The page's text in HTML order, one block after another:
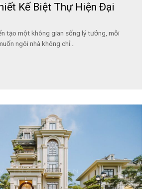
Kế Biệt Thự Hiện Đại
tạo một không gian sống lý tưởng, mỗi
ngôi nhà không chỉ...